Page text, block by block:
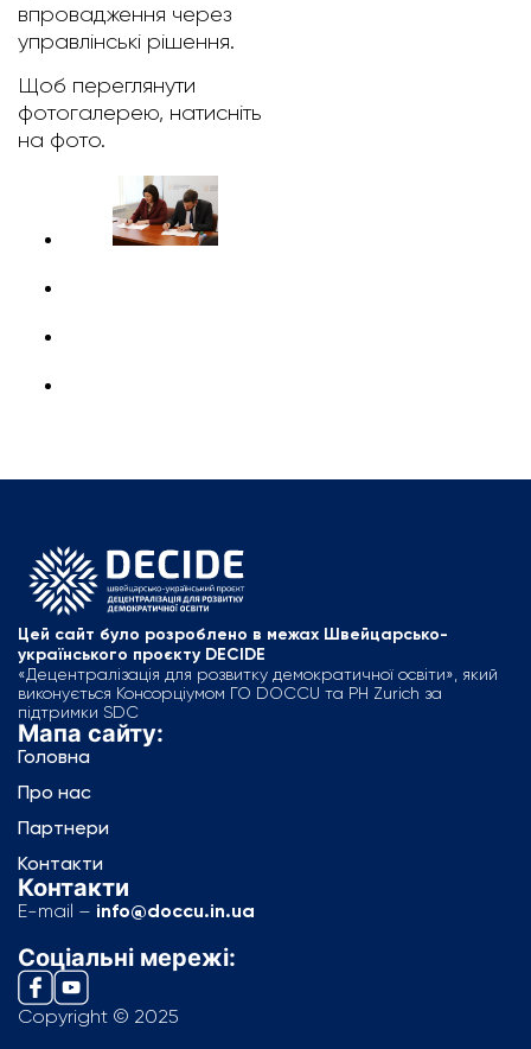
впровадження через
управлінські рішення.
Щоб переглянути
фотогалерею, натисніть
на фото.
Цей сайт було розроблено в межах Швейцарсько-
українського проєкту DECIDE
«Децентралізація для розвитку демократичної освіти», який
виконується Консорціумом ГО DOCCU та PH Zurich за
підтримки SDC
Мапа сайту:
Головна
Про нас
Партнери
Контакти
Контакти
E-mail – info@doccu.in.ua
Соціальні мережі:
Copyright © 2025